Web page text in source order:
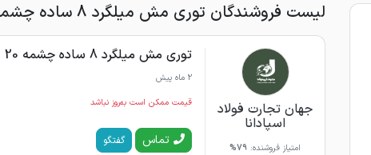
لیست فروشندگان توری مش میلگرد 8 ساده چشمه 20
جهان تجارت فولاد
اسپادانا
امتیاز فروشنده: 79%
توری مش میلگرد 8 ساده چشمه 20
2 ماه پیش
قیمت ممکن است به‌روز نباشد
تماس گفتگو